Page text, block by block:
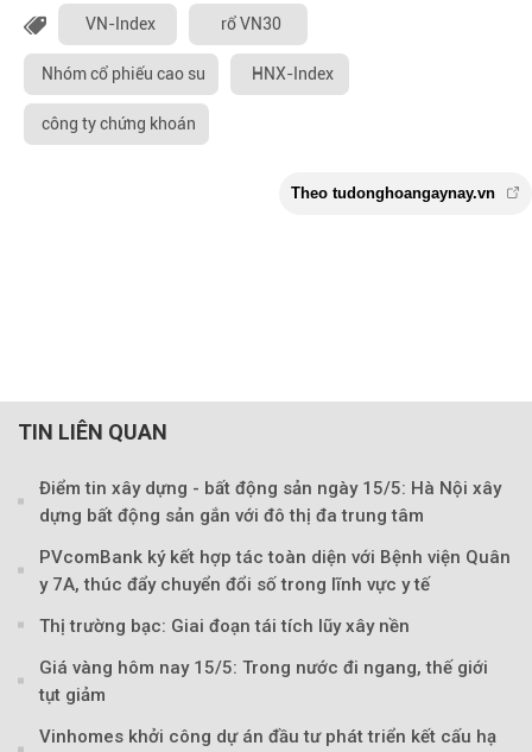
VN-Index rổ VN30
Nhóm cổ phiếu cao su HNX-Index
công ty chứng khoán
Theo
TIN LIÊN QUAN
Điểm tin xây dựng - bất động sản ngày 15/5: Hà Nội xây
dựng bất động sản gắn với đô thị đa trung tâm
PVcomBank ký kết hợp tác toàn diện với Bệnh viện Quân
y 7A, thúc đẩy chuyển đổi số trong lĩnh vực y tế
Thị trường bạc: Giai đoạn tái tích lũy xây nền
Giá vàng hôm nay 15/5: Trong nước đi ngang, thế giới
tụt giảm
Vinhomes khởi công dự án đầu tư phát triển kết cấu hạ